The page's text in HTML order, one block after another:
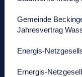
Gemeinde
Jahresvertrag
Energis-
Ernergis-